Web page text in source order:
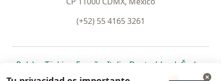
(+52) 55 4165 3261
Polska se abre en una nueva pestaña
Türkiye se abre en una nueva pestaña
España se abre en una nueva pestaña
Italia se abre en una nueva
Deutschlandse abre en
Česko
Portugal
se abre en una nueva pestaña
México se abre en una nueva pestaña
Chile se abre en una nueva pestaña
Brasil se abre en una nueva
se abre en
se